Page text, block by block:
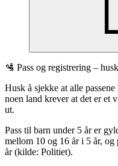
🛂 Pass og registrering –
Husk å sjekke at alle
noen land krever at det er et
ut.
Pass til barn under 5 år er
mellom 10 og 16 år i 5 år,
år (kilde: Politiet).